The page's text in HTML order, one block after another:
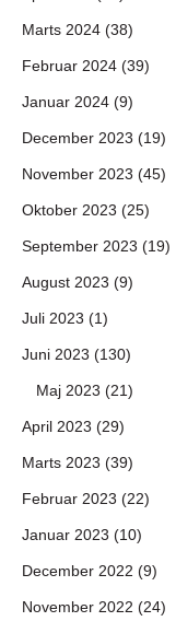
Marts 2024 (38)
Februar 2024 (39)
Januar 2024 (9)
December 2023 (19)
November 2023 (45)
Oktober 2023 (25)
September 2023 (19)
August 2023 (9)
Juli 2023 (1)
Juni 2023 (130)
Maj 2023 (21)
April 2023 (29)
Marts 2023 (39)
Februar 2023 (22)
Januar 2023 (10)
December 2022 (9)
November 2022 (24)